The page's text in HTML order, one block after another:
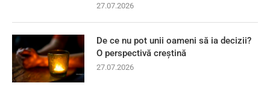
27.07.2026
De ce nu pot unii oameni să ia decizii?
O perspectivă creștină
27.07.2026